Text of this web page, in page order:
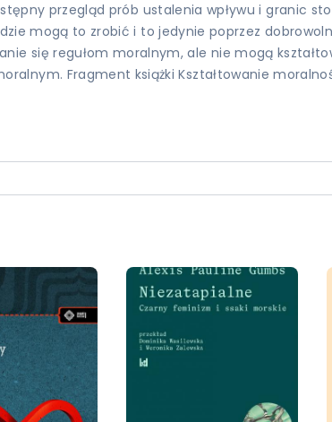
przegląd prób ustalenia wpływu i granic
mogą to zrobić i to jedynie poprzez
się regułom moralnym, ale nie mogą
Fragment książki Kształtowanie